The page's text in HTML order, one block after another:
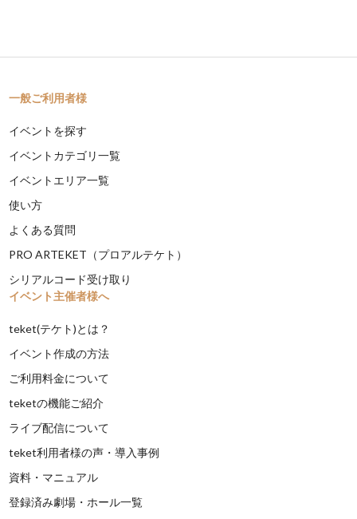
一般ご利用者様
イベントを探す
イベントカテゴリ一覧
イベントエリア一覧
使い方
よくある質問
PRO ARTEKET（プロアルテケト）
シリアルコード受け取り
イベント主催者様へ
teket(テケト)とは？
イベント作成の方法
ご利用料金について
teketの機能ご紹介
ライブ配信について
teket利用者様の声・導入事例
資料・マニュアル
登録済み劇場・ホール一覧